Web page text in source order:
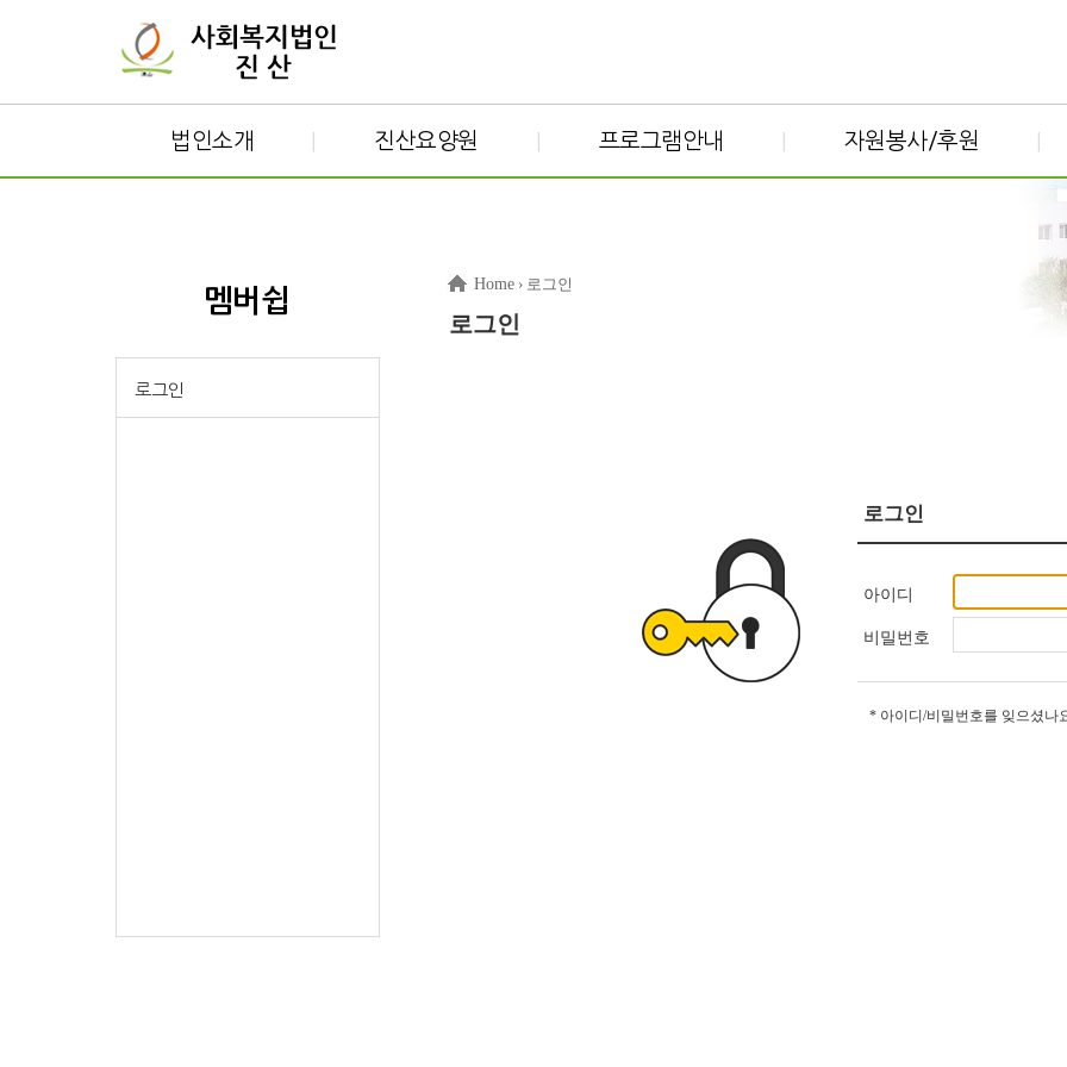
법인소개 진산요양원 프로그램안내 자원봉사/후원
멤버쉽
로그인
Home › 로그인
로그인
로그인
아이디
비밀번호
* 아이디/비밀번호를 잊으셨나